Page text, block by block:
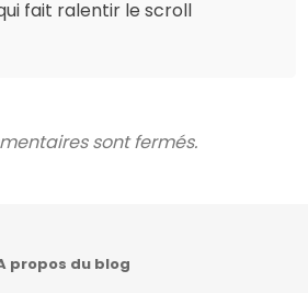
fait ralentir le scroll
sont fermés.
propos du blog